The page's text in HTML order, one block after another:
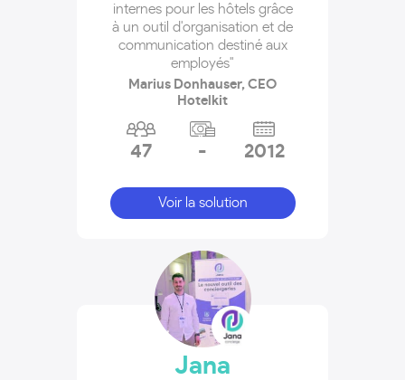
internes pour les hôtels grâce
à un outil d'organisation et de
communication destiné aux
employés"
Marius Donhauser, CEO
Hotelkit
47 - 2012
Voir la solution
Jana